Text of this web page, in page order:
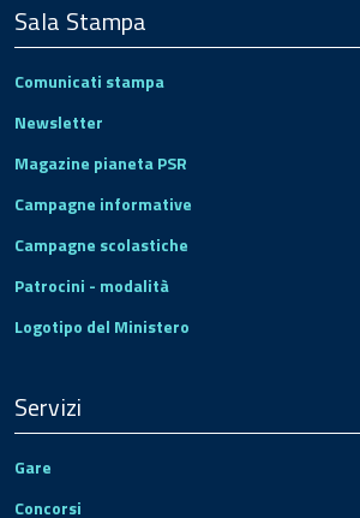
Sala Stampa
Comunicati stampa
Newsletter
Magazine pianeta PSR
Campagne informative
Campagne scolastiche
Patrocini - modalità
Logotipo del Ministero
Servizi
Gare
Concorsi